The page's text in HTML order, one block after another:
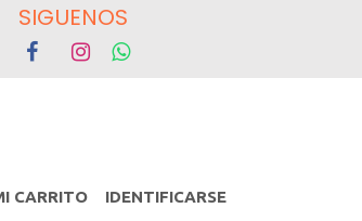
CARRITO IDENTIFICARSE